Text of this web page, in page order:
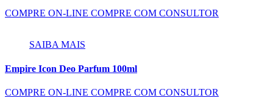
COMPRE ON-LINE COMPRE COM CONSULTOR
SAIBA MAIS
Empire Icon Deo Parfum 100ml
COMPRE ON-LINE COMPRE COM CONSULTOR